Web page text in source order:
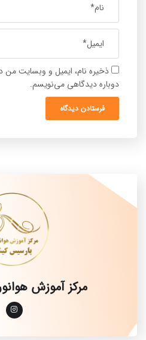
ذخیره نام، ایمیل و وبسایت من
دوباره دیدگاهی می‌نویسم.
مرکز آموزش